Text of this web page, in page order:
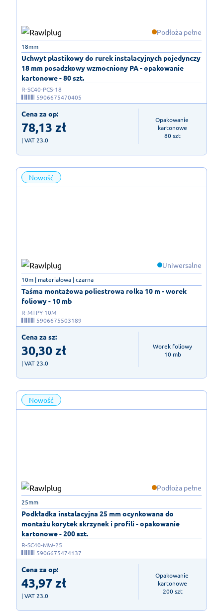
Podłoża pełne
Uchwyt plastikowy do rurek instalacyjnych pojedynczy
18 mm posadzkowy wzmocniony PA - opakowanie
kartonowe - 80 szt.
18mm
R-SC40-PCS-18
5906675470405
Cena za op:
78,13 zł
| VAT 23.0
Opakowanie
kartonowe
80 szt
Nowość
Uniwersalne
Taśma montażowa poliestrowa rolka 10 m - worek
foliowy - 10 mb
10m | materiałowa | czarna
R-MTPY-10M
5906675503189
Cena za sz:
30,30zł
| VAT 23.0
Worek foliowy
10 mb
Nowość
Podłoża pełne
Podkładka instalacyjna 25 mm ocynkowana do
montażu korytek skrzynek i profili - opakowanie
kartonowe - 200 szt.
25mm
R-SC40-MW-25
5906675474137
Cena za op:
43,97zł
| VAT 23.0
Opakowanie
kartonowe
200 szt